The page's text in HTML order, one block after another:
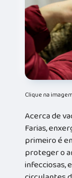
Clique na
Acerca de
Farias,
primeiro é
proteger o
infecciosas,